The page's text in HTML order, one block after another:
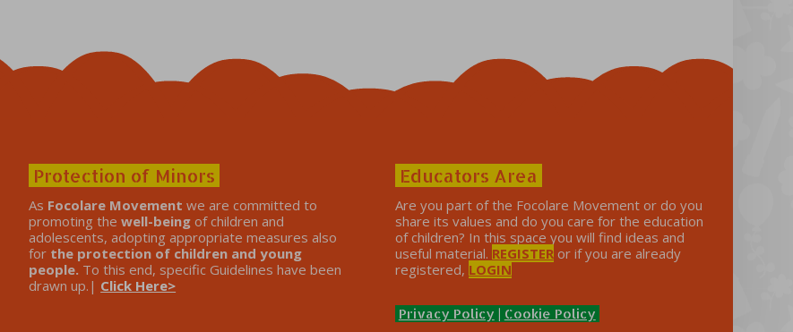
Protection of Minors
As Focolare Movementwe are committed to
promoting thewell-being of children and
adolescents, adopting appropriate measures also
for the protection of children and young
people. To this end, specific Guidelines have been
drawn up.| Click Here>
Educators Area
Are you part of the Focolare Movement or do you
share its values ​​and do you care for the education
of children? In this space you will find ideas and
useful material. REGISTERor if you are already
registered, LOGIN
Privacy Policy | Cookie Policy